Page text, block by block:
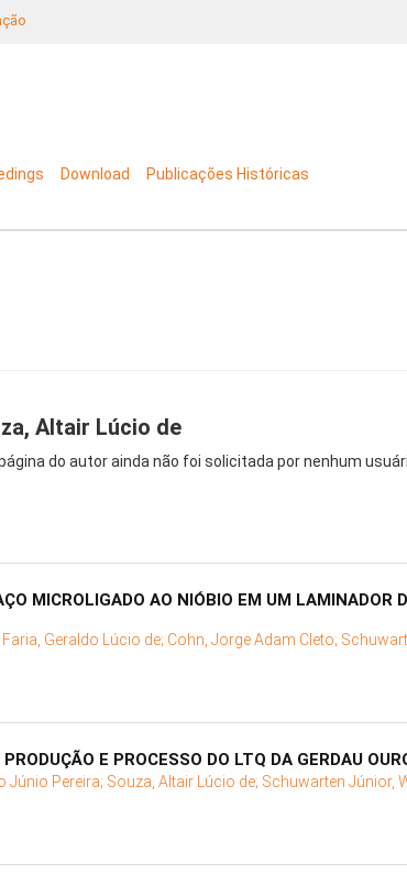
Download Publicações Históricas
Altair Lúcio de
do autor ainda não foi solicitada por nenhum
MICROLIGADO AO NIÓBIO EM UM LAMINADOR
Faria, Geraldo Lúcio de; Cohn, Jorge Adam Cleto;
E PROCESSO DO LTQ DA GERDAU
Júnio Pereira; Souza, Altair Lúcio de; Schuwarten Júnior,